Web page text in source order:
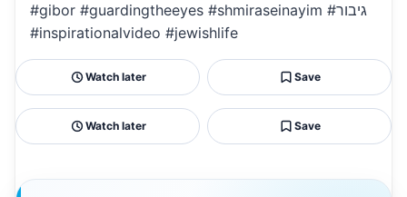
#gibor #guardingtheeyes #shmiraseinayim #גיבור
#inspirationalvideo #jewishlife
Watch later Save
Watch later Save